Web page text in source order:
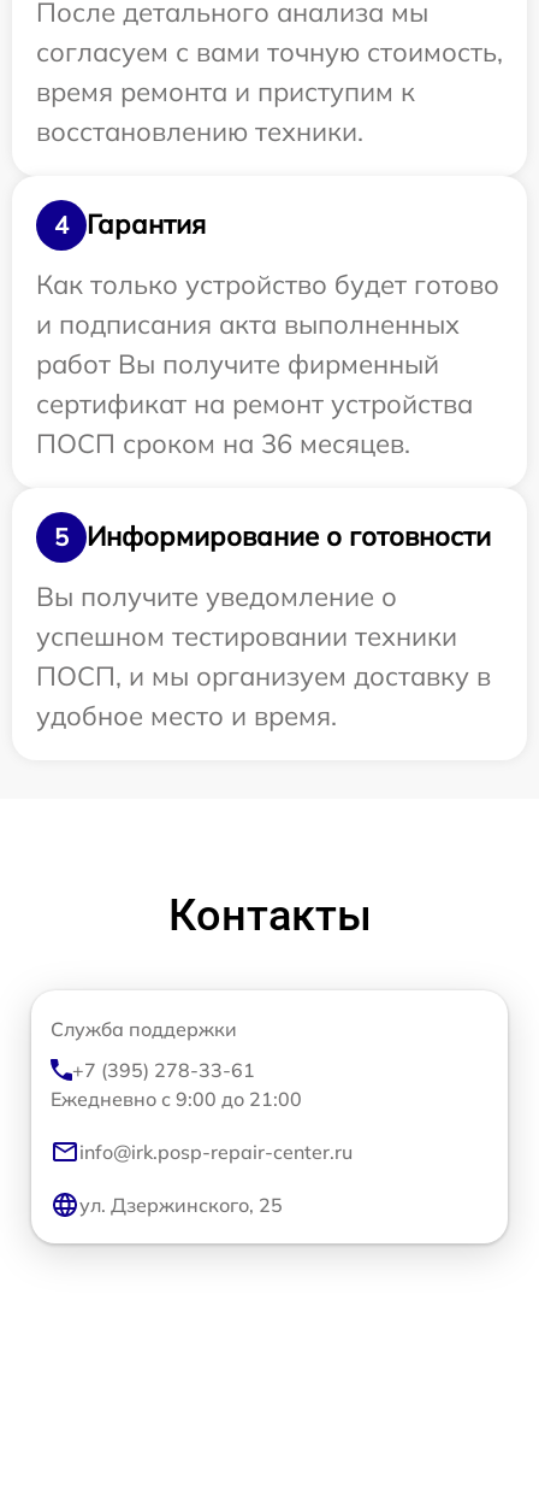
После детального анализа мы
согласуем с вами точную стоимость,
время ремонта и приступим к
восстановлению техники.
4
Гарантия
Как только устройство будет готово
и подписания акта выполненных
работ Вы получите фирменный
сертификат на ремонт устройства
ПОСП сроком на 36 месяцев.
5
Информирование о готовности
Вы получите уведомление о
успешном тестировании техники
ПОСП, и мы организуем доставку в
удобное место и время.
Контакты
Служба поддержки
+7 (395) 278-33-61
Ежедневно с 9:00 до 21:00
info@irk.posp-repair-center.ru
ул. Дзержинского, 25